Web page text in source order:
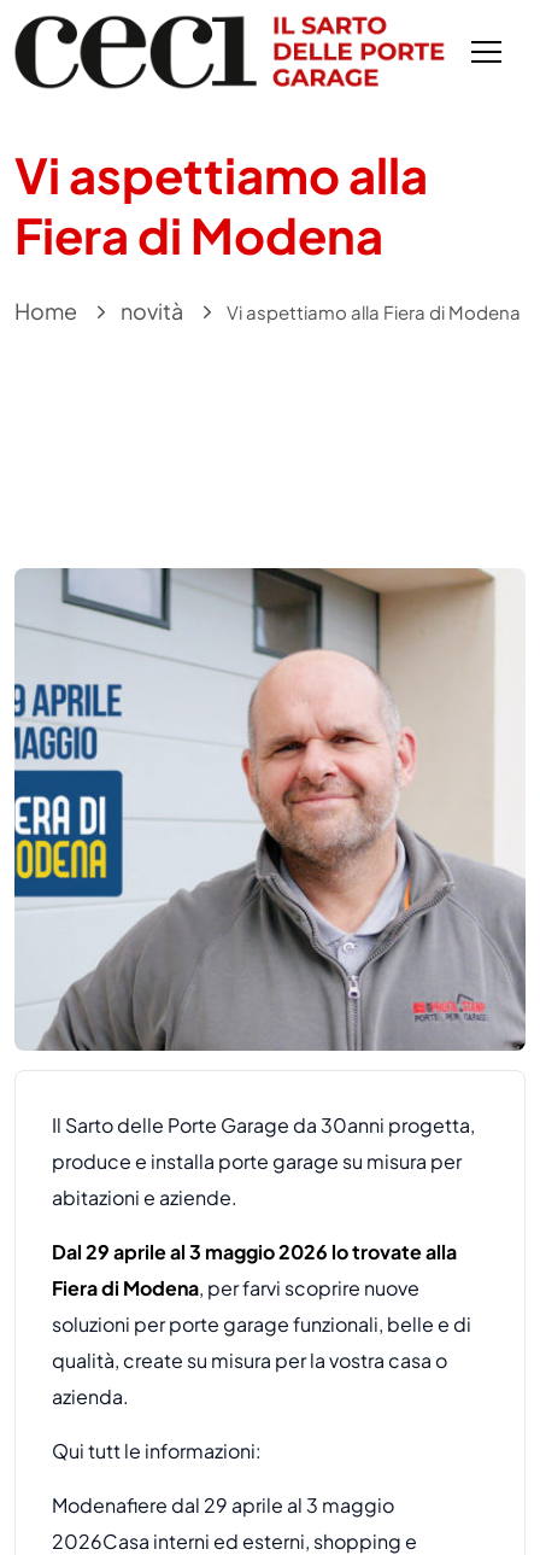
Vi aspettiamo alla
Fiera di Modena
Home novità Vi aspettiamo alla Fiera di Modena
Il Sarto delle Porte Garage da 30anni progetta,
produce e installa porte garage su misura per
abitazioni e aziende.
Dal 29 aprile al 3 maggio 2026 lo trovate alla
Fiera di Modena, per farvi scoprire nuove
soluzioni per porte garage funzionali, belle e di
qualità, create su misura per la vostra casa o
azienda.
Qui tutt le informazioni:
Modenafiere dal 29 aprile al 3 maggio
2026Casa interni ed esterni, shopping e